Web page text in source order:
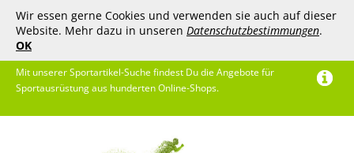
Wir essen gerne Cookies und verwenden sie auch auf dieser
Website. Mehr dazu in unseren Datenschutzbestimmungen.
OK
Mit unserer Sportartikel-Suche findest Du die Angebote für
Sportausrüstung aus hunderten Online-Shops.